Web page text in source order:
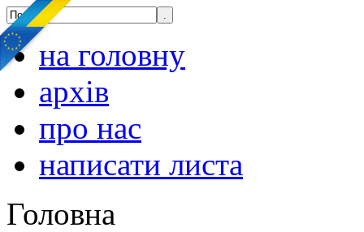
на головну
архів
про нас
написати листа
Головна